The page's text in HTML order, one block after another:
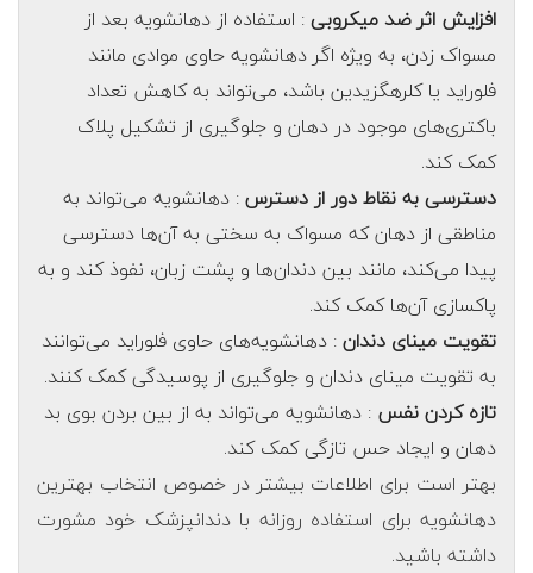
افزایش اثر ضد میکروبی: استفاده از دهانشویه بعد از
مسواک زدن، به ویژه اگر دهانشویه حاوی موادی مانند
فلوراید یا کلرهگزیدین باشد، می‌تواند به کاهش تعداد
باکتری‌های موجود در دهان و جلوگیری از تشکیل پلاک
کمک کند.
دسترسی به نقاط دور از دسترس: دهانشویه می‌تواند به
مناطقی از دهان که مسواک به سختی به آن‌ها دسترسی
پیدا می‌کند، مانند بین دندان‌ها و پشت زبان، نفوذ کند و به
پاکسازی آن‌ها کمک کند.
تقویت مینای دندان: دهانشویه‌های حاوی فلوراید می‌توانند
به تقویت مینای دندان و جلوگیری از پوسیدگی کمک کنند.
تازه کردن نفس : دهانشویه می‌تواند به از بین بردن بوی بد
دهان و ایجاد حس تازگی کمک کند.
بهتر است برای اطلاعات بیشتر در خصوص انتخاب بهترین
دهانشویه برای استفاده روزانه با دندانپزشک خود مشورت
داشته باشید.